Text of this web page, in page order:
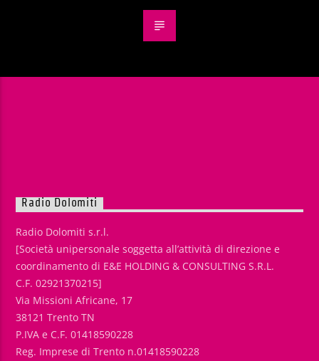
Radio Dolomiti
Radio Dolomiti s.r.l.
[Società unipersonale soggetta all’attività di direzione e
coordinamento di E&E HOLDING & CONSULTING S.R.L.
C.F. 02921370215]
Via Missioni Africane, 17
38121 Trento TN
P.IVA e C.F. 01418590228
Reg. Imprese di Trento n.01418590228